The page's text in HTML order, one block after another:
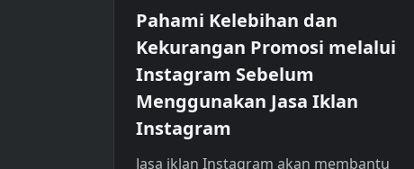
Pahami Kelebihan dan
Kekurangan Promosi melalui
Instagram Sebelum
Menggunakan Jasa Iklan
Instagram
Jasa iklan Instagram akan membantu